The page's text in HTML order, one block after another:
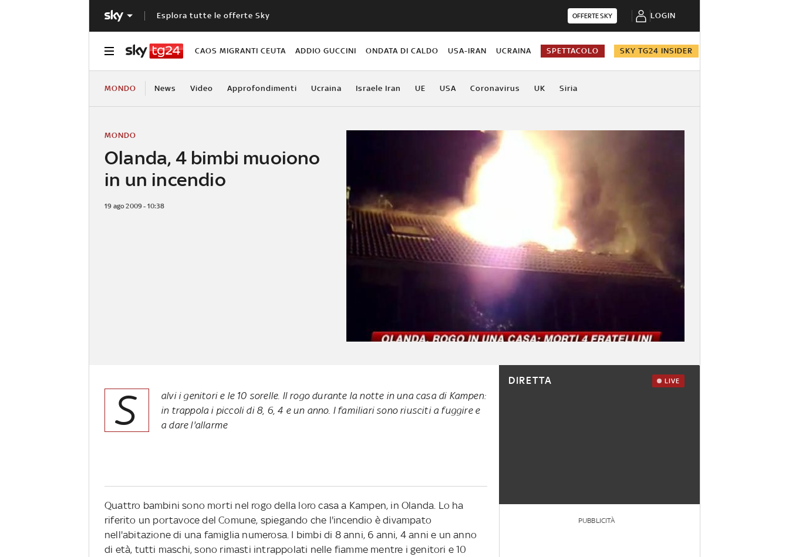
Esplora tutte le offerte Sky OFFERTE SKY LOGIN
CAOS MIGRANTI CEUTA ADDIO GUCCINI ONDATA DI CALDO USA-IRAN UCRAINA SPETTACOLO SKY TG24 INSIDER
MONDO News Video Approfondimenti Ucraina Israele Iran UE USA Coronavirus UK Siria
Olanda, 4 bimbi muoiono
in un incendio
MONDO
19 ago 2009 - 10:38
S
alvi i genitori e le 10 sorelle. Il rogo durante la notte in una casa di Kampen:
in trappola i piccoli di 8, 6, 4 e un anno. I familiari sono riusciti a fuggire e
a dare l'allarme
Quattro bambini sono morti nel rogo della loro casa a Kampen, in Olanda. Lo ha
riferito un portavoce del Comune, spiegando che l'incendio è divampato
nell'abitazione di una famiglia numerosa. I bimbi di 8 anni, 6 anni, 4 anni e un anno
di età, tutti maschi, sono rimasti intrappolati nelle fiamme mentre i genitori e 10
DIRETTA LIVE
PUBBLICITÀ